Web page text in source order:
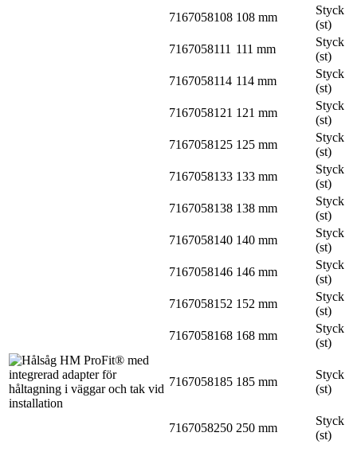
7167058108 108 mm
Styck
(st)
7167058111 111 mm
Styck
(st)
7167058114 114 mm
Styck
(st)
7167058121 121 mm
Styck
(st)
7167058125 125 mm
Styck
(st)
7167058133 133 mm
Styck
(st)
7167058138 138 mm
Styck
(st)
7167058140 140 mm
Styck
(st)
7167058146 146 mm
Styck
(st)
7167058152 152 mm
Styck
(st)
7167058168 168 mm
Styck
(st)
7167058185 185 mm
Styck
(st)
7167058250 250 mm
Styck
(st)